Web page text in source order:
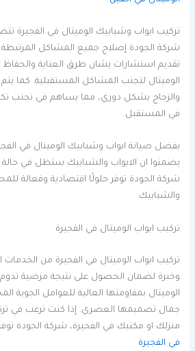
تركيب ابواب وشبابيك الوميتال في الفجيرة
شركة الجودة إصلاح جميع المشاكل المرتبطة
تقديم استشارات بشان طرق العناية والحفاظ
الوميتال لتجنب المشاكل المستقبلية. كما
والزجاج بشكل دوري، مما يساهم في تجنب
في المستقبل.
بفضل صيانة ابواب وشبابيك الوميتال في
يضمنوا ان الابواب والشبابيك ستظل في حالة
شركة الجودة توفر حلولًا اقتصادية وفعالة
والشبابيك.
تركيب ابواب الوميتال في الفجيرة
تركيب ابواب الوميتال في الفجيرة من الخدمات
وخبرة لضمان الحصول على نتيجة مرضية تدوم
الوميتال بمقاومتها العالية للعوامل الجوية
جمال تصميمها العصري. إذا كنت ترغب في
منزلك او مكتبك في الفجيرة، شركة الجودة
في الفجيرة